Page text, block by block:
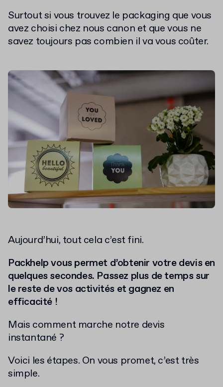
Surtout si vous trouvez le packaging que vous
avez choisi chez nous canon et que vous ne
savez toujours pas combien il va vous coûter.
Aujourd’hui, tout cela c’est fini.
Packhelp vous permet d’obtenir votre devis en
quelques secondes. Passez plus de temps sur
le reste de vos activités et gagnez en
efficacité !
Mais comment marche notre devis
instantané ?
Voici les étapes. On vous promet, c’est très
simple.